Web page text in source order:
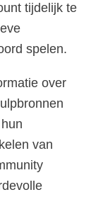
tijdelijk te
spelen.
over
van